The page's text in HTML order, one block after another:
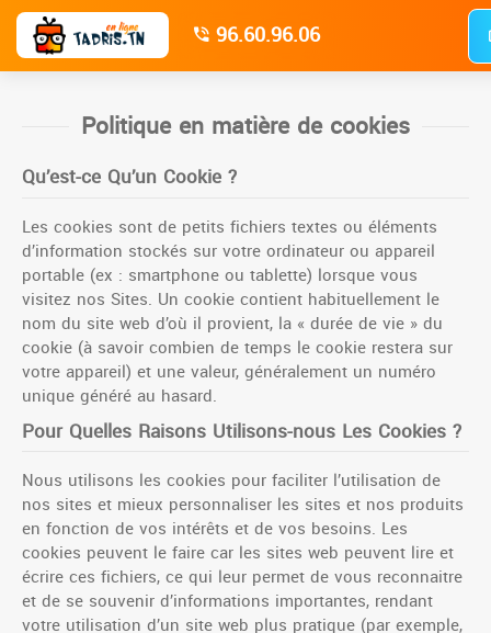
96.60.96.06
Politique en matière de cookies
Qu’est-ce Qu’un Cookie ?
Les cookies sont de petits fichiers textes ou éléments
d’information stockés sur votre ordinateur ou appareil
portable (ex : smartphone ou tablette) lorsque vous
visitez nos Sites. Un cookie contient habituellement le
nom du site web d’où il provient, la « durée de vie » du
cookie (à savoir combien de temps le cookie restera sur
votre appareil) et une valeur, généralement un numéro
unique généré au hasard.
Pour Quelles Raisons Utilisons-nous Les Cookies ?
Nous utilisons les cookies pour faciliter l’utilisation de
nos sites et mieux personnaliser les sites et nos produits
en fonction de vos intérêts et de vos besoins. Les
cookies peuvent le faire car les sites web peuvent lire et
écrire ces fichiers, ce qui leur permet de vous reconnaitre
et de se souvenir d’informations importantes, rendant
votre utilisation d’un site web plus pratique (par exemple,